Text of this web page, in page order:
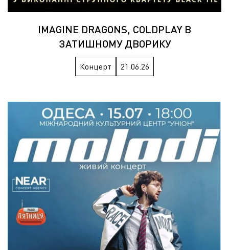
IMAGINE DRAGONS, COLDPLAY В
ЗАТИШНОМУ ДВОРИКУ
Концерт 21.06.26